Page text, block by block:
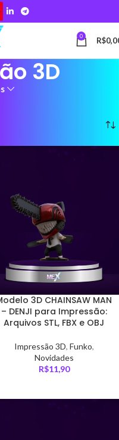
0 R$
3D
3D CHAINSAW MAN
– DENJI para Impressão:
Arquivos STL, FBX e OBJ
Impressão 3D, Funko,
Novidades
R$11,90